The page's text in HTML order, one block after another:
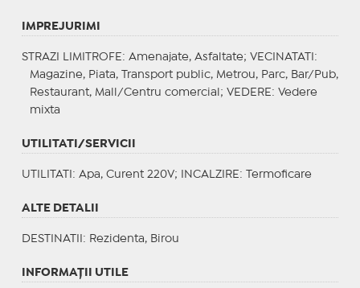
IMPREJURIMI
STRAZI LIMITROFE : Amenajate, Asfaltate; VECINATATI :
Magazine, Piata, Transport public, Metrou, Parc, Bar/Pub,
Restaurant, Mall/Centru comercial; VEDERE : Vedere
mixta
UTILITATI/SERVICII
UTILITATI : Apa, Curent 220V; INCALZIRE : Termoficare
ALTE DETALII
DESTINATII : Rezidenta, Birou
INFORMAŢII UTILE